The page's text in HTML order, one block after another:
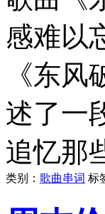
感难以
《东
述了一
追忆那
类别： 歌曲串词 标